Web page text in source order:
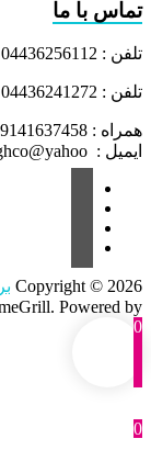
تماس با ما
تلفن : 04436256112
تلفن : 04436241272
همراه : 09141637458
ایمیل : barinbarghco@yahoo
Copyright © 2026
Powered by:
0
0